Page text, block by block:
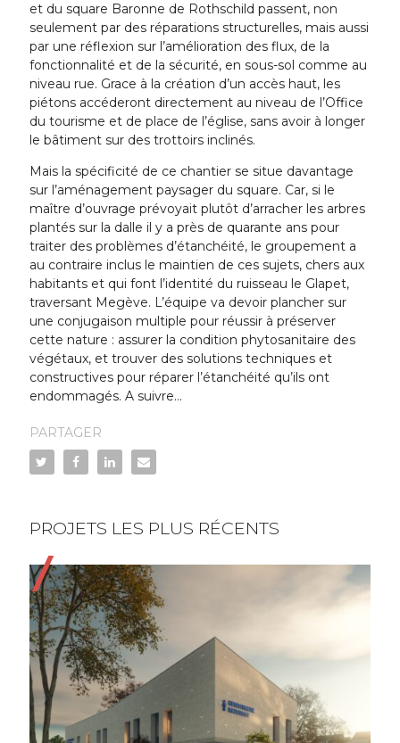
et du square Baronne de Rothschild passent, non
seulement par des réparations structurelles, mais aussi
par une réflexion sur l’amélioration des flux, de la
fonctionnalité et de la sécurité, en sous-sol comme au
niveau rue. Grace à la création d’un accès haut, les
piétons accéderont directement au niveau de l’Office
du tourisme et de place de l’église, sans avoir à longer
le bâtiment sur des trottoirs inclinés.
Mais la spécificité de ce chantier se situe davantage
sur l’aménagement paysager du square. Car, si le
maître d’ouvrage prévoyait plutôt d’arracher les arbres
plantés sur la dalle il y a près de quarante ans pour
traiter des problèmes d’étanchéité, le groupement a
au contraire inclus le maintien de ces sujets, chers aux
habitants et qui font l’identité du ruisseau le Glapet,
traversant Megève. L’équipe va devoir plancher sur
une conjugaison multiple pour réussir à préserver
cette nature : assurer la condition phytosanitaire des
végétaux, et trouver des solutions techniques et
constructives pour réparer l’étanchéité qu’ils ont
endommagés. A suivre…
PARTAGER
PROJETS LES PLUS RÉCENTS